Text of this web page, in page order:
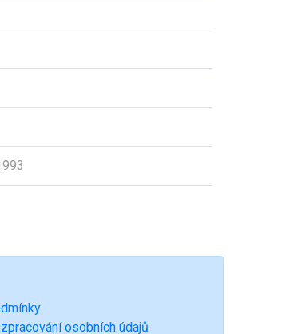
osobních údajů